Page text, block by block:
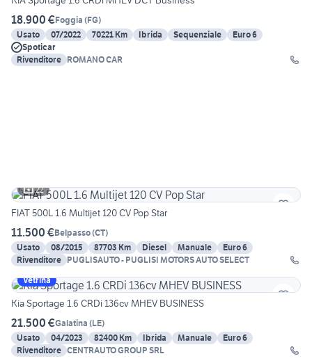
18.900 €Foggia (FG)
Usato
07/2022 70221 Km Ibrida Sequenziale
Euro 6
Spoticar
Rivenditore ROMANO CAR
22
FIAT 500L 1.6 Multijet 120 CV Pop Star
11.500 €Belpasso(CT)
Usato
08/2015 87703 Km Diesel Manuale
Euro 6
Rivenditore
PUGLISAUTO - PUGLISI MOTORS AUTO SELECT
Vetrina
Kia Sportage 1.6 CRDi 136cv MHEV BUSINESS
21.500 €Galatina (LE)
Usato
04/2023 82400 Km Ibrida Manuale
Euro 6
Rivenditore CENTRAUTO GROUP SRL